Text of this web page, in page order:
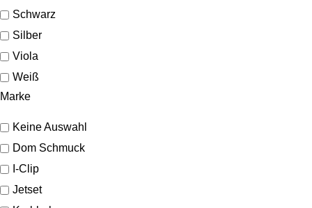
Schwarz
Silber
Viola
Weiß
Marke
Keine Auswahl
Dom Schmuck
I-Clip
Jetset